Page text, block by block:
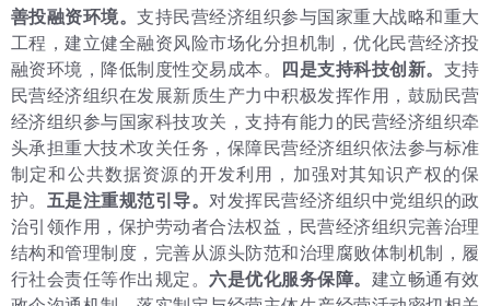
善投融资环境。支持民营经济组织参与国家重大战略和重大
工程，建立健全融资风险市场化分担机制，优化民营经济投
融资环境，降低制度性交易成本。 四是支持科技创新。 支持
民营经济组织在发展新质生产力中积极发挥作用，鼓励民营
经济组织参与国家科技攻关，支持有能力的民营经济组织牵
头承担重大技术攻关任务，保障民营经济组织依法参与标准
制定和公共数据资源的开发利用，加强对其知识产权的保
护。 五是注重规范引导。对发挥民营经济组织中党组织的政
治引领作用，保护劳动者合法权益，民营经济组织完善治理
结构和管理制度，完善从源头防范和治理腐败体制机制，履
行社会责任等作出规定。 六是优化服务保障。 建立畅通有效